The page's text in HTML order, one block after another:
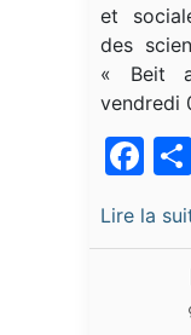
et
des
« Beit
vendredi
Lire la